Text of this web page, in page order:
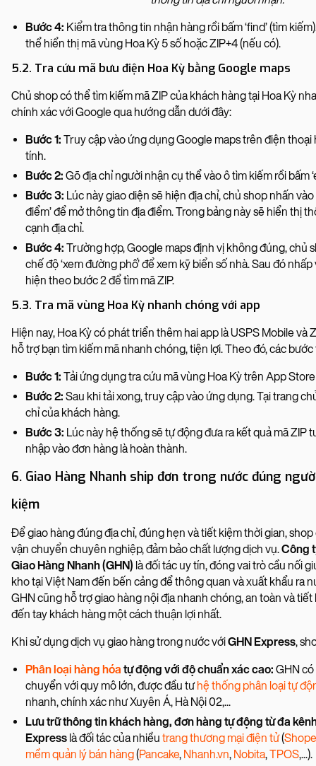
Bước 4: Kiểm tra thông tin nhận hàng rồi bấm ‘find’ (tìm
thể hiển thị mã vùng Hoa Kỳ 5 số hoặc ZIP+4 (nếu có).
5.2. Tra cứu mã bưu điện Hoa Kỳ bằng Google maps
Chủ shop có thể tìm kiếm mã ZIP của khách hàng tại Hoa Kỳ
chính xác với Google qua hướng dẫn dưới đây:
Bước 1: Truy cập vào ứng dụng Google maps trên điện
tính.
Bước 2: Gõ địa chỉ người nhận cụ thể vào ô tìm kiếm rồi bấm
Bước 3: Lúc này giao diện sẽ hiện địa chỉ, chủ shop nhấn vào
điểm’ để mở thông tin địa điểm. Trong bảng này sẽ hiển thị
cạnh địa chỉ.
Bước 4: Trường hợp, Google maps định vị không đúng, chủ
chế độ ‘xem đường phố’ để xem kỹ biển số nhà. Sau đó
hiện theo bước 2 để tìm mã ZIP.
5.3. Tra mã vùng Hoa Kỳ nhanh chóng với app
Hiện nay, Hoa Kỳ có phát triển thêm hai app là USPS Mobile và
hỗ trợ bạn tìm kiếm mã nhanh chóng, tiện lợi. Theo đó, các
Bước 1: Tải ứng dụng tra cứu mã vùng Hoa Kỳ trên App
Bước 2: Sau khi tải xong, truy cập vào ứng dụng. Tại trang
chỉ của khách hàng.
Bước 3: Lúc này hệ thống sẽ tự động đưa ra kết quả mã ZIP
nhập vào đơn hàng là hoàn thành.
6. Giao Hàng Nhanh ship đơn trong nước đúng
kiệm
Để giao hàng đúng địa chỉ, đúng hẹn và tiết kiệm thời gian,
vận chuyển chuyên nghiệp, đảm bảo chất lượng dịch vụ.Công
Giao Hàng Nhanh (GHN) là đối tác uy tín, đóng vai trò cầu nối
kho tại Việt Nam đến bến cảng để thông quan và xuất khẩu ra
GHN cũng hỗ trợ giao hàng nội địa nhanh chóng, an toàn và tiết
đến tay khách hàng một cách thuận lợi nhất.
Khi sử dụng dịch vụ giao hàng trong nước vớiGHN Express,
Phân loại hàng hóa tự động với độ chuẩn xác cao: GHN
chuyển với quy mô lớn, được đầu tưhệ thống phân loại tự
nhanh, chính xác như Xuyên Á, Hà Nội 02,...
Lưu trữ thông tin khách hàng, đơn hàng tự động từ đa
Express là đối tác của nhiều trang thương mại điện tử(
mềm quản lý bán hàng(Pancake, Nhanh.vn, Nobita,TPOS,...).